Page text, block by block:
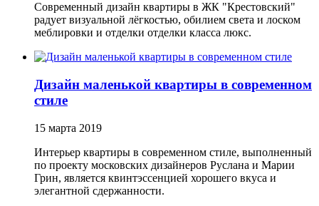
Современный дизайн квартиры в ЖК "Крестовский"
радует визуальной лёгкостью, обилием света и лоском
меблировки и отделки отделки класса люкс.
Дизайн маленькой квартиры в современном
стиле
15 марта 2019
Интерьер квартиры в современном стиле, выполненный
по проекту московских дизайнеров Руслана и Марии
Грин, является квинтэссенцией хорошего вкуса и
элегантной сдержанности.